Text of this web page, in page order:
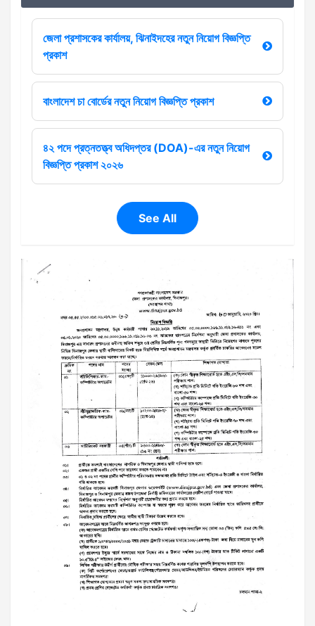
জেলা প্রশাসকের কার্যালয়, ঝিনাইদহের নতুন নিয়োগ বিজ্ঞপ্তি
প্রকাশ
বাংলাদেশ চা বোর্ডের নতুন নিয়োগ বিজ্ঞপ্তি প্রকাশ
৪২ পদে প্রত্নতত্ত্ব অধিদপ্তর (DOA)-এর নতুন নিয়োগ
বিজ্ঞপ্তি প্রকাশ ২০২৬
See All